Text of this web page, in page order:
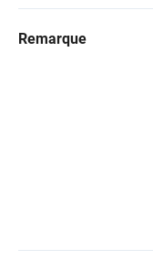
Remarque